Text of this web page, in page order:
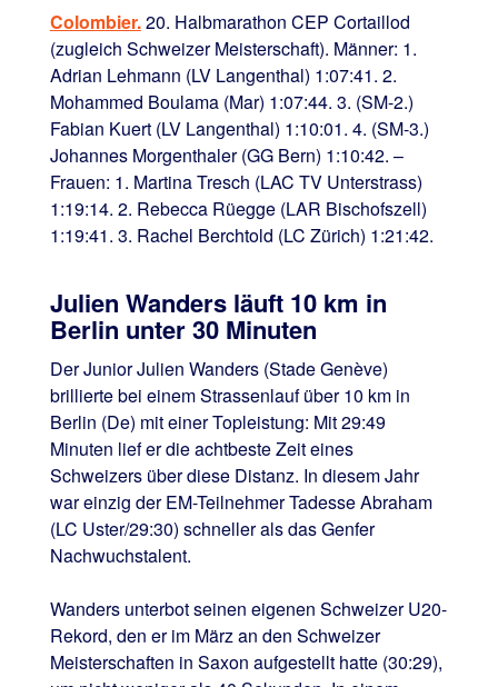
Colombier.20. Halbmarathon CEP Cortaillod
(zugleich Schweizer Meisterschaft). Männer: 1.
Adrian Lehmann (LV Langenthal) 1:07:41. 2.
Mohammed Boulama (Mar) 1:07:44. 3. (SM-2.)
Fabian Kuert (LV Langenthal) 1:10:01. 4. (SM-3.)
Johannes Morgenthaler (GG Bern) 1:10:42. –
Frauen: 1. Martina Tresch (LAC TV Unterstrass)
1:19:14. 2. Rebecca Rüegge (LAR Bischofszell)
1:19:41. 3. Rachel Berchtold (LC Zürich) 1:21:42.
Julien Wanders läuft 10 km in
Berlin unter 30 Minuten
Der Junior Julien Wanders (Stade Genève)
brillierte bei einem Strassenlauf über 10 km in
Berlin (De) mit einer Topleistung: Mit 29:49
Minuten lief er die achtbeste Zeit eines
Schweizers über diese Distanz. In diesem Jahr
war einzig der EM-Teilnehmer Tadesse Abraham
(LC Uster/29:30) schneller als das Genfer
Nachwuchstalent.
Wanders unterbot seinen eigenen Schweizer U20-
Rekord, den er im März an den Schweizer
Meisterschaften in Saxon aufgestellt hatte (30:29),